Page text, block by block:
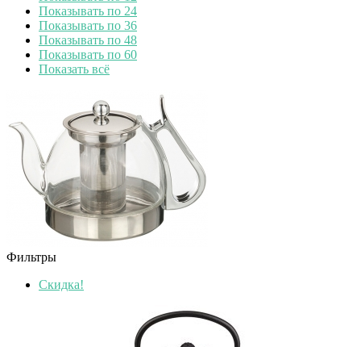
Показывать по 24
Показывать по 36
Показывать по 48
Показывать по 60
Показать всё
Фильтры
Скидка!